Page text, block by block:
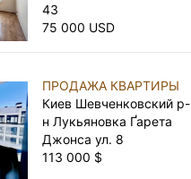
43
75 000 USD
ПРОДАЖА КВАРТИРЫ
Киев Шевченковский р-
н Лукьяновка Ґарета
Джонса ул. 8
113 000 $